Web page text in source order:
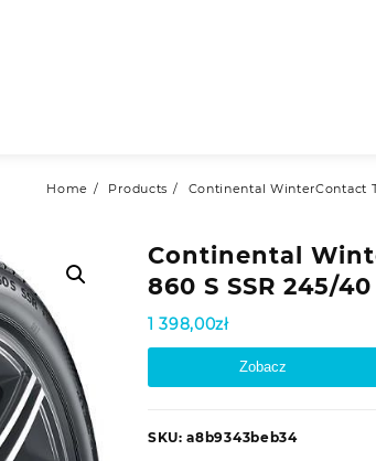
Home Products Continental WinterContact
Continental
860 S SSR 245/
1 398,00zł
Zobacz
SKU:a8b9343beb34